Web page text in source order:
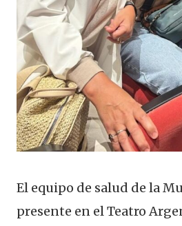
El equipo de salud de la
presente en el Teatro